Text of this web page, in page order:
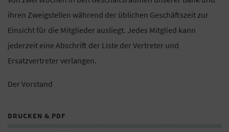
ihren Zweigstellen während der üblichen Geschäftszeit zur
Einsicht für die Mitglieder ausliegt. Jedes Mitglied kann
jederzeit eine Abschrift der Liste der Vertreter und
Ersatzvertreter verlangen.
Der Vorstand
DRUCKEN & PDF